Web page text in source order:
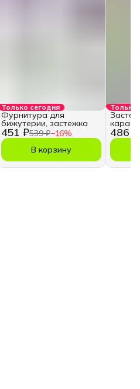
Только сегодня
451 ₽539 ₽−16%
Фурнитура для
бижутерии, застежка
В корзину
Только
486 ₽